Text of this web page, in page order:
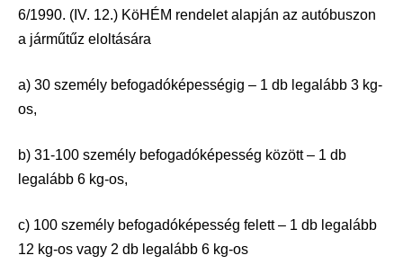
6/1990. (IV. 12.) KöHÉM rendelet alapján az autóbuszon
a járműtűz eloltására
a) 30 személy befogadóképességig – 1 db legalább 3 kg-
os,
b) 31-100 személy befogadóképesség között – 1 db
legalább 6 kg-os,
c) 100 személy befogadóképesség felett – 1 db legalább
12 kg-os vagy 2 db legalább 6 kg-os